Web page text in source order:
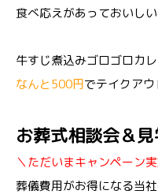
食べ応えがあっておいし
牛すじ煮込みゴロゴロカ
なんと500円でテイクアウ
お葬式相談会＆
＼ただいまキャンペーン
葬儀費用がお得になる当